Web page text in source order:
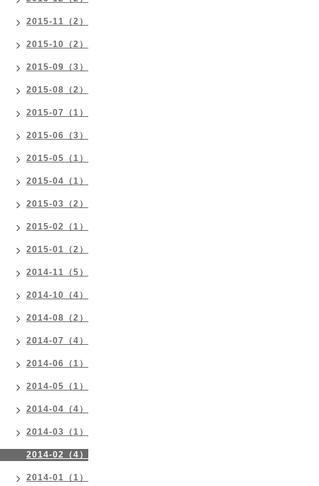
2015-11（2）
2015-10（2）
2015-09（3）
2015-08（2）
2015-07（1）
2015-06（3）
2015-05（1）
2015-04（1）
2015-03（2）
2015-02（1）
2015-01（2）
2014-11（5）
2014-10（4）
2014-08（2）
2014-07（4）
2014-06（1）
2014-05（1）
2014-04（4）
2014-03（1）
2014-02（4）
2014-01（1）